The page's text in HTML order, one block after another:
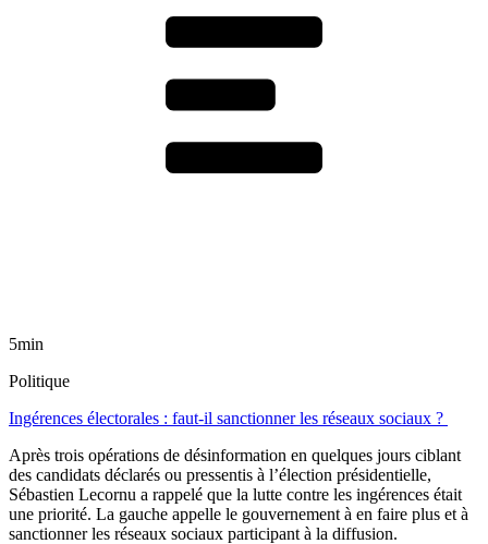
5min
Politique
Ingérences électorales : faut-il sanctionner les réseaux sociaux ?
Après trois opérations de désinformation en quelques jours ciblant
des candidats déclarés ou pressentis à l’élection présidentielle,
Sébastien Lecornu a rappelé que la lutte contre les ingérences était
une priorité. La gauche appelle le gouvernement à en faire plus et à
sanctionner les réseaux sociaux participant à la diffusion.